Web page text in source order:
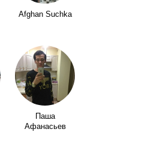
Afghan Suchka
Паша
Афанасьев